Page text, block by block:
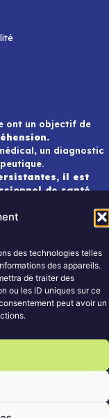
des technologies telles
des appareils.
de traiter des
ou les ID uniques sur ce
peut avoir un
ont un objectif de
un diagnostic
il est
de santé